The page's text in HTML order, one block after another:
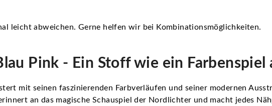
leicht abweichen. Gerne helfen wir bei Kombinationsmöglichkeiten.
Pink - Ein Stoff wie ein Farbenspiel
mit seinen faszinierenden Farbverläufen und seiner modernen
an das magische Schauspiel der Nordlichter und macht jedes